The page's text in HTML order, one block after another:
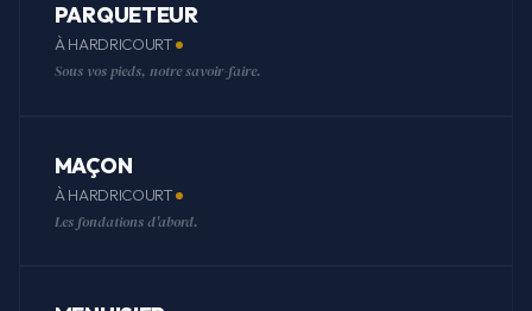
PARQUETEUR
À HARDRICOURT
Sous vos pieds, notre savoir-faire.
MAÇON
À HARDRICOURT
Les fondations d'abord.